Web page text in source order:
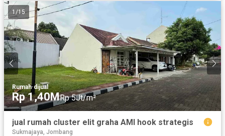
1 /15
Rumah·dijual
Rp 1,40MRp 5Jt/m²
jual rumah cluster elit graha AMI hook strategis
Sukmajaya, Jombang